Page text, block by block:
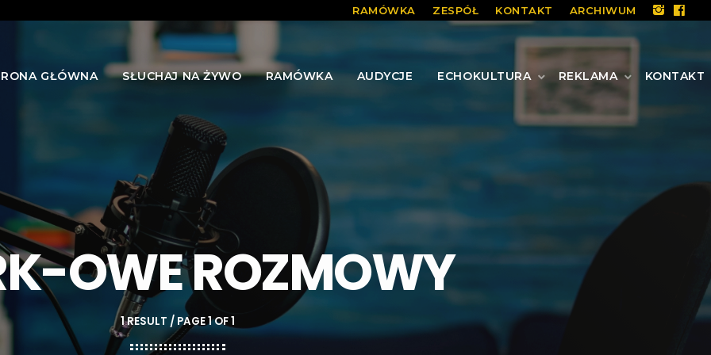
RAMÓWKA ZESPÓŁ KONTAKT ARCHIWUM
GŁÓWNA SŁUCHAJ NA ŻYWO RAMÓWKA AUDYCJE ECHOKULTURA REKLAMA KONTAKT
OWE ROZMOWY
1 RESULT / PAGE 1 OF 1